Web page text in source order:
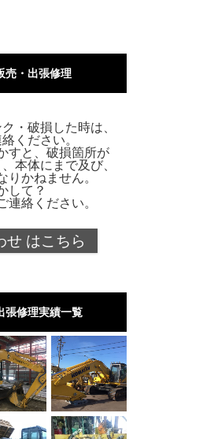
売・出張修理
・破損した時は、
ください。
すと、破損箇所が
本体にまで及び、
りかねません。
して？
連絡ください。
せ はこちら
張修理実績一覧